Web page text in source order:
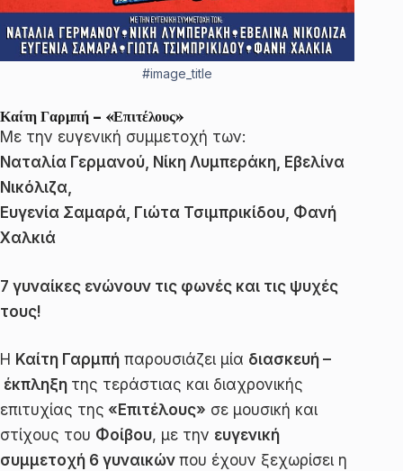
#image_title
Καίτη Γαρμπή – «Επιτέλους»
Με την ευγενική συμμετοχή των:
Ναταλία Γερμανού, Νίκη Λυμπεράκη, Εβελίνα
Νικόλιζα,
Ευγενία Σαμαρά, Γιώτα Τσιμπρικίδου, Φανή
Χαλκιά
7 γυναίκες ενώνουν τις φωνές και τις ψυχές
τους!
Η Καίτη Γαρμπή παρουσιάζει μία διασκευή –
έκπληξη της τεράστιας και διαχρονικής
επιτυχίας της «Επιτέλους» σε μουσική και
στίχους του Φοίβου, με την ευγενική
συμμετοχή 6 γυναικών που έχουν ξεχωρίσει η